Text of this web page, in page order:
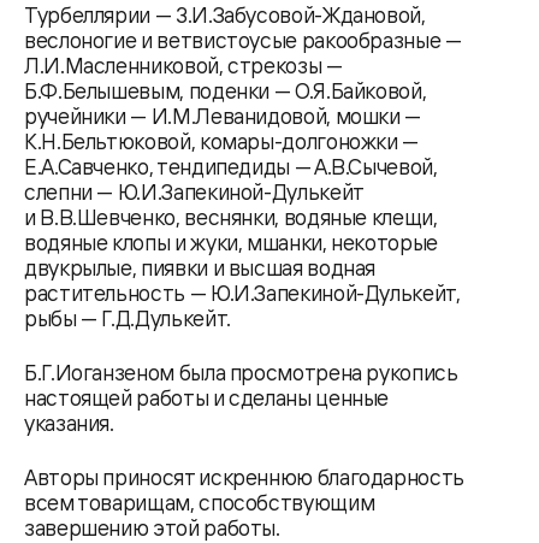
Турбеллярии — 3.И.Забусовой-Ждановой,
веслоногие и ветвистоусые ракообразные —
Л.И.Масленниковой, стрекозы —
Б.Ф.Белышевым, поденки — О.Я.Байковой,
ручейники — И.М.Леванидовой, мошки —
К.Н.Бельтюковой, комары-долгоножки —
Е.А.Савченко, тендипедиды — А.В.Сычевой,
слепни — Ю.И.Запекиной-Дулькейт
и В.В.Шевченко, веснянки, водяные клещи,
водяные клопы и жуки, мшанки, некоторые
двукрылые, пиявки и высшая водная
растительность — Ю.И.Запекиной-Дулькейт,
рыбы — Г.Д.Дулькейт.
Б.Г.Иоганзеном была просмотрена рукопись
настоящей работы и сделаны ценные
указания.
Авторы приносят искреннюю благодарность
всем товарищам, способствующим
завершению этой работы.